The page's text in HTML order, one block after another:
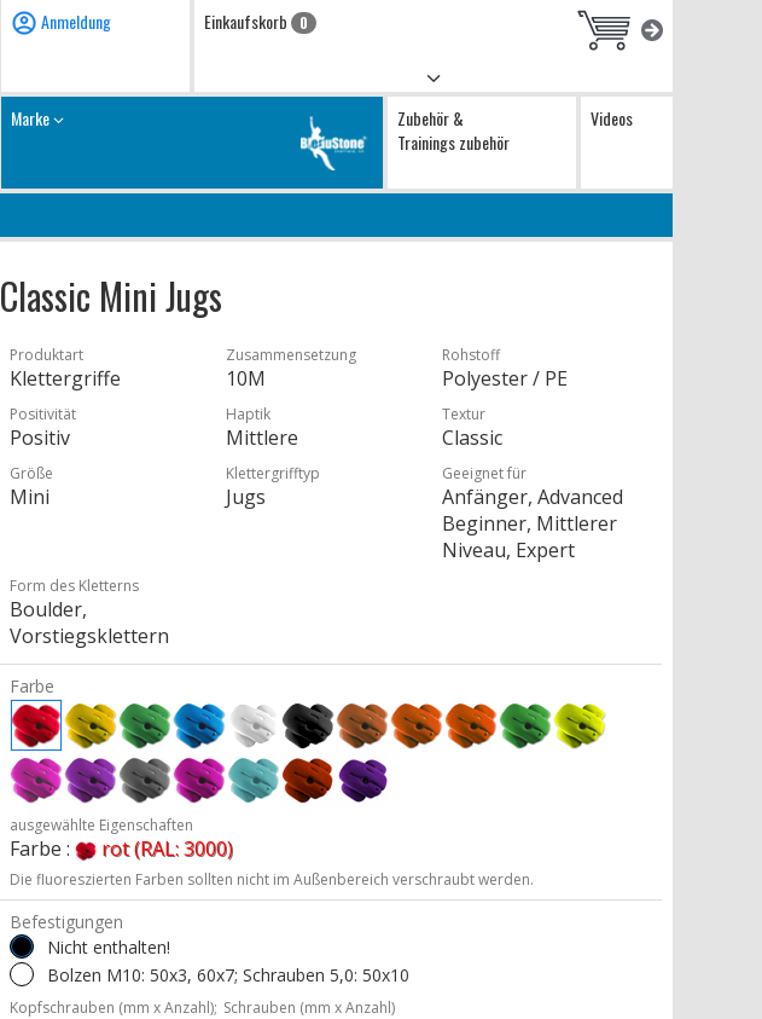
Anmeldung Einkaufskorb 0
Marke
Zubehör &
Trainings zubehör
Videos
Classic Mini Jugs
Produktart
Klettergriffe
Zusammensetzung
10M
Rohstoff
Polyester / PE
Positivität
Positiv
Haptik
Mittlere
Textur
Classic
Größe
Mini
Klettergrifftyp
Jugs
Geeignet für
Anfänger, Advanced
Beginner, Mittlerer
Niveau, Expert
Form des Kletterns
Boulder,
Vorstiegsklettern
Farbe
ausgewählte Eigenschaften
Farbe : rot (RAL: 3000)
Die fluoreszierten Farben sollten nicht im Außenbereich verschraubt werden.
Befestigungen
Nicht enthalten!
Bolzen M10: 50x3, 60x7; Schrauben 5,0: 50x10
Kopfschrauben (mm x Anzahl); Schrauben (mm x Anzahl)